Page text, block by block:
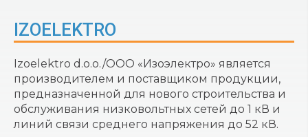
IZOELEKTRO
Izoelektro d.o.o./ООО «Изоэлектро» является
производителем и поставщиком продукции,
предназначенной для нового строительства и
обслуживания низковольтных сетей до 1 кВ и
линий связи среднего напряжения до 52 кВ.